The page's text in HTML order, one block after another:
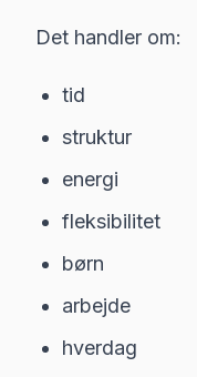
Det handler om:
tid
struktur
energi
fleksibilitet
børn
arbejde
hverdag